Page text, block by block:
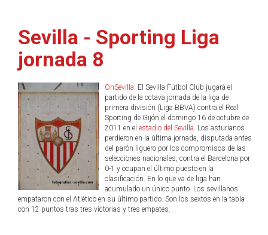
Sevilla - Sporting Liga
jornada 8
OnSevilla. El Sevilla Fútbol Club jugará el
partido de la octava jornada de la liga de
primera división (Liga BBVA) contra el Real
Sporting de Gijón el domingo 16 de octubre de
2011 en el estadio del Sevilla. Los asturianos
perdieron en la última jornada, disputada antes
del parón liguero por los compromisos de las
selecciones nacionales, contra el Barcelona por
0-1 y ocupan el último puesto en la
clasificación. En lo que va de liga han
acumulado un único punto. Los sevillanos
empataron con el Atlético en su último partido. Son los sextos en la tabla
con 12 puntos tras tres victorias y tres empates.